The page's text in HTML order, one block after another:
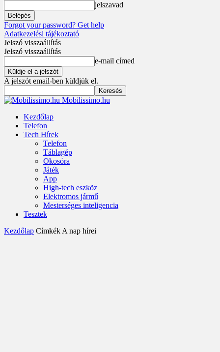
jelszavad
Forgot your password? Get help
Adatkezelési tájékoztató
Jelszó visszaállítás
Jelszó visszaállítás
e-mail címed
A jelszót email-ben küldjük el.
Mobilissimo.hu
Kezdőlap
Telefon
Tech Hírek
Telefon
Táblagép
Okosóra
Játék
App
High-tech eszköz
Elektromos jármű
Mesterséges inteligencia
Tesztek
Kezdőlap Címkék A nap hírei